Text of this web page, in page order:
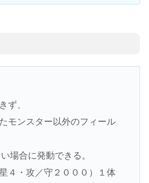
ず、
モンスター以外のフィール
場合に発動できる。
４・攻／守２０００）１体